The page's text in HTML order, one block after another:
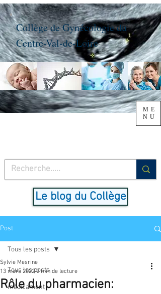
Le blog du Collège
ME
NU
Collège de Gynécologie du
Centre-Val-de-Loire
Post
Tous les posts
médicament
Tous les posts
Rôle du pharmacien:
Sylvie Mesrine
13 mars 2022 2 min de lecture